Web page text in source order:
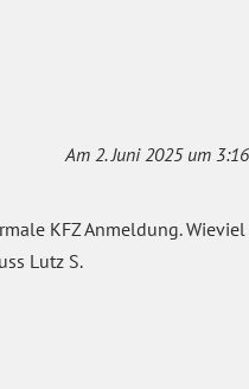
Am 2. Juni 2025 um 3:16
KFZ Anmeldung. Wieviel
Lutz S.